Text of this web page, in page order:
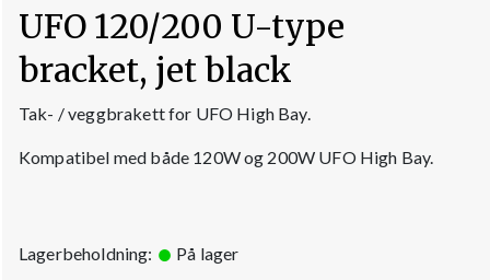
UFO 120/200 U-type
bracket, jet black
Tak- / veggbrakett for UFO High Bay.
Kompatibel med både 120W og 200W UFO High Bay.
Lagerbeholdning: På lager